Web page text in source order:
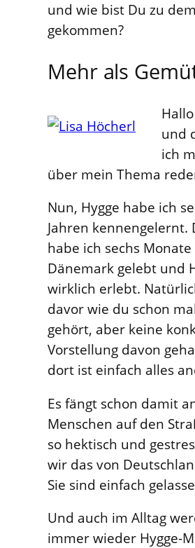
und wie bist Du zu
gekommen?
Mehr als
und
ich
über mein Thema
Nun, Hygge habe ich
Jahren kennengelernt.
habe ich sechs Monate
Dänemark gelebt und
wirklich erlebt.
davor wie du schon
gehört, aber keine
Vorstellung davon
dort ist einfach alles
Es fängt schon damit
Menschen auf den
so hektisch und
wir das von
Sie sind einfach
Und auch im Alltag
immer wieder Hygge-